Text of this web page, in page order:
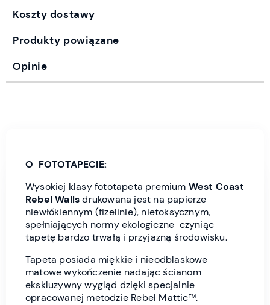
Koszty dostawy
Produkty powiązane
Opinie
O FOTOTAPECIE:
Wysokiej klasy fototapeta premium West Coast
Rebel Wallsdrukowana jest na papierze
niewłókiennym (fizelinie), nietoksycznym,
spełniających normy ekologiczne czyniąc
tapetę bardzo trwałą i przyjazną środowisku.
Tapeta posiada miękkie i nieodblaskowe
matowe wykończenie nadając ścianom
ekskluzywny wygląd dzięki specjalnie
opracowanej metodzie Rebel Mattic™.